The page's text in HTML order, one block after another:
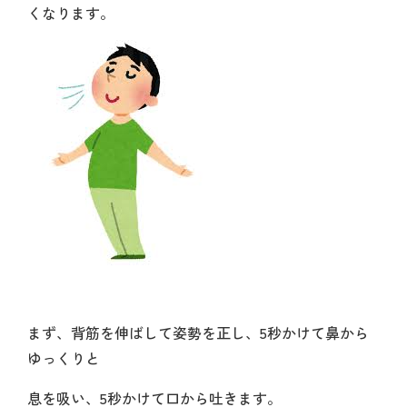
くなります。
まず、背筋を伸ばして姿勢を正し、5秒かけて鼻から
ゆっくりと
息を吸い、5秒かけて口から吐きます。